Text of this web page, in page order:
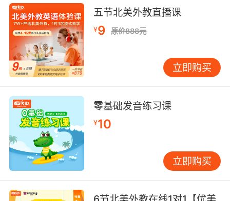
五节北美外教直播课
¥9 原价888元
立即购买
零基础发音练习课
¥10
立即购买